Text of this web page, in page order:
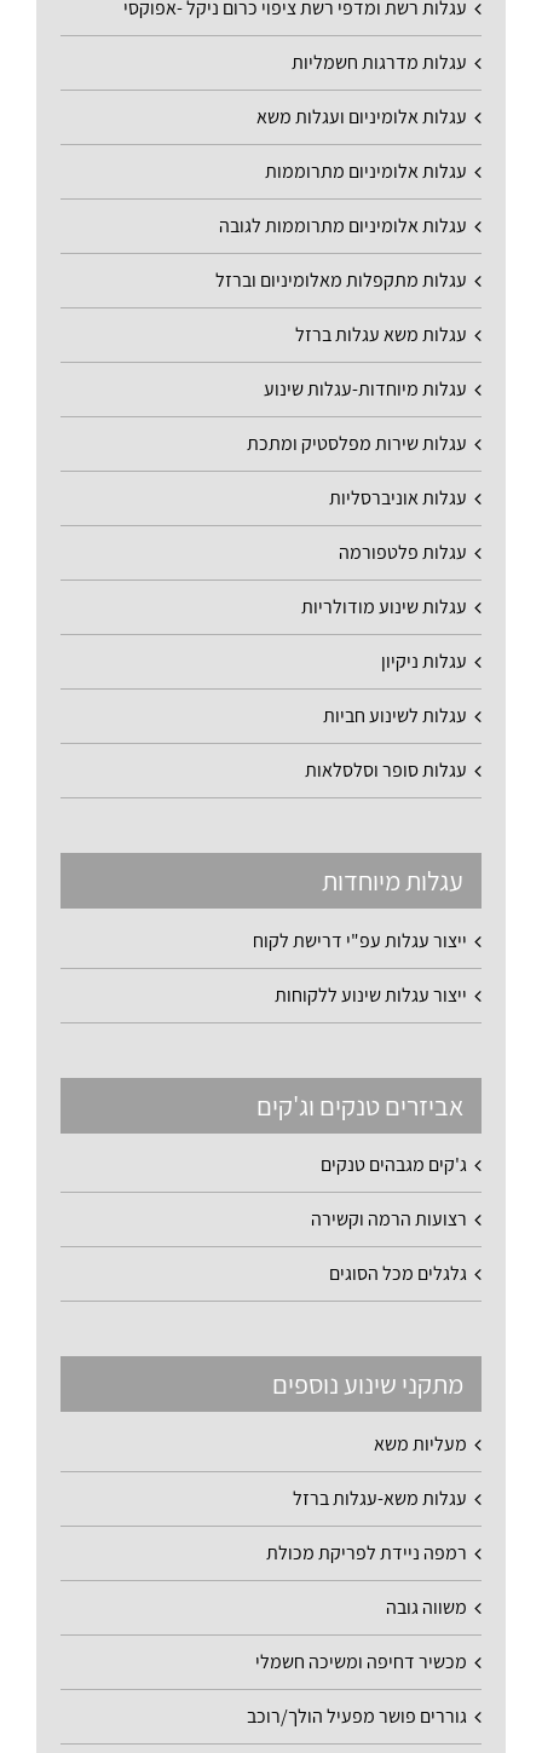
עגלות רשת ומדפי רשת ציפוי כרום ניקל -אפוקסי
עגלות מדרגות חשמליות
עגלות אלומיניום ועגלות משא
עגלות אלומיניום מתרוממות
עגלות אלומיניום מתרוממות לגובה
עגלות מתקפלות מאלומיניום וברזל
עגלות משא עגלות ברזל
עגלות מיוחדות-עגלות שינוע
עגלות שירות מפלסטיק ומתכת
עגלות אוניברסליות
עגלות פלטפורמה
עגלות שינוע מודולריות
עגלות ניקיון
עגלות לשינוע חביות
עגלות סופר וסלסלאות
עגלות מיוחדות
ייצור עגלות עפ"י דרישת לקוח
ייצור עגלות שינוע ללקוחות
אביזרים טנקים וג'קים
ג'קים מגבהים טנקים
רצועות הרמה וקשירה
גלגלים מכל הסוגים
מתקני שינוע נוספים
מעליות משא
עגלות משא-עגלות ברזל
רמפה ניידת לפריקת מכולת
משווה גובה
מכשיר דחיפה ומשיכה חשמלי
גוררים פושר מפעיל הולך/רוכב